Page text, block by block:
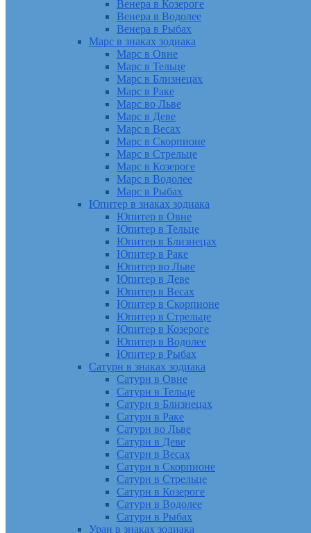
Венера в Козероге
Венера в Водолее
Венера в Рыбах
Марс в знаках зодиака
Марс в Овне
Марс в Тельце
Марс в Близнецах
Марс в Раке
Марс во Льве
Марс в Деве
Марс в Весах
Марс в Скорпионе
Марс в Стрельце
Марс в Козероге
Марс в Водолее
Марс в Рыбах
Юпитер в знаках зодиака
Юпитер в Овне
Юпитер в Тельце
Юпитер в Близнецах
Юпитер в Раке
Юпитер во Льве
Юпитер в Деве
Юпитер в Весах
Юпитер в Скорпионе
Юпитер в Стрельце
Юпитер в Козероге
Юпитер в Водолее
Юпитер в Рыбах
Сатурн в знаках зодиака
Сатурн в Овне
Сатурн в Тельце
Сатурн в Близнецах
Сатурн в Раке
Сатурн во Льве
Сатурн в Деве
Сатурн в Весах
Сатурн в Скорпионе
Сатурн в Стрельце
Сатурн в Козероге
Сатурн в Водолее
Сатурн в Рыбах
Уран в знаках зодиака